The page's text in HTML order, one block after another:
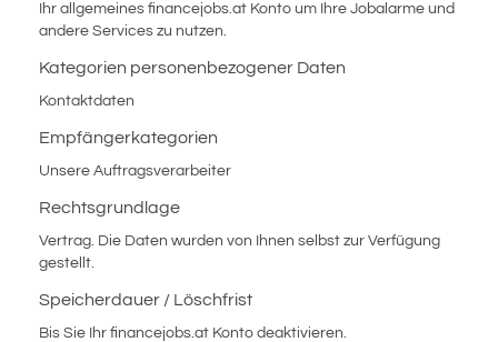
Ihr allgemeines financejobs.at Konto um Ihre Jobalarme und
andere Services zu nutzen.
Kategorien personenbezogener Daten
Kontaktdaten
Empfängerkategorien
Unsere Auftragsverarbeiter
Rechtsgrundlage
Vertrag. Die Daten wurden von Ihnen selbst zur Verfügung
gestellt.
Speicherdauer / Löschfrist
Bis Sie Ihr financejobs.at Konto deaktivieren.